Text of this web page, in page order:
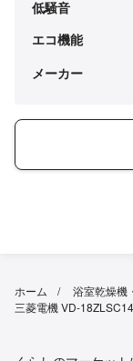
低騒音
エコ機能
メーカー
ホーム 浴室乾燥機
三菱電機 VD-